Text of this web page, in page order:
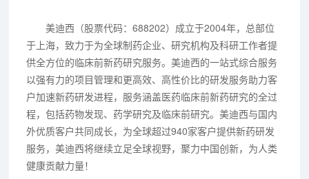
美迪西（股票代码：688202）成立于2004年，总部位
于上海，致力于为全球制药企业、研究机构及科研工作者提
供全方位的临床前新药研究服务。美迪西的一站式综合服务
以强有力的项目管理和更高效、高性价比的研发服务助力客
户加速新药研发进程，服务涵盖医药临床前新药研究的全过
程，包括药物发现、药学研究及临床前研究。美迪西与国内
外优质客户共同成长，为全球超过940家客户提供新药研发
服务，美迪西将继续立足全球视野，聚力中国创新，为人类
健康贡献力量！